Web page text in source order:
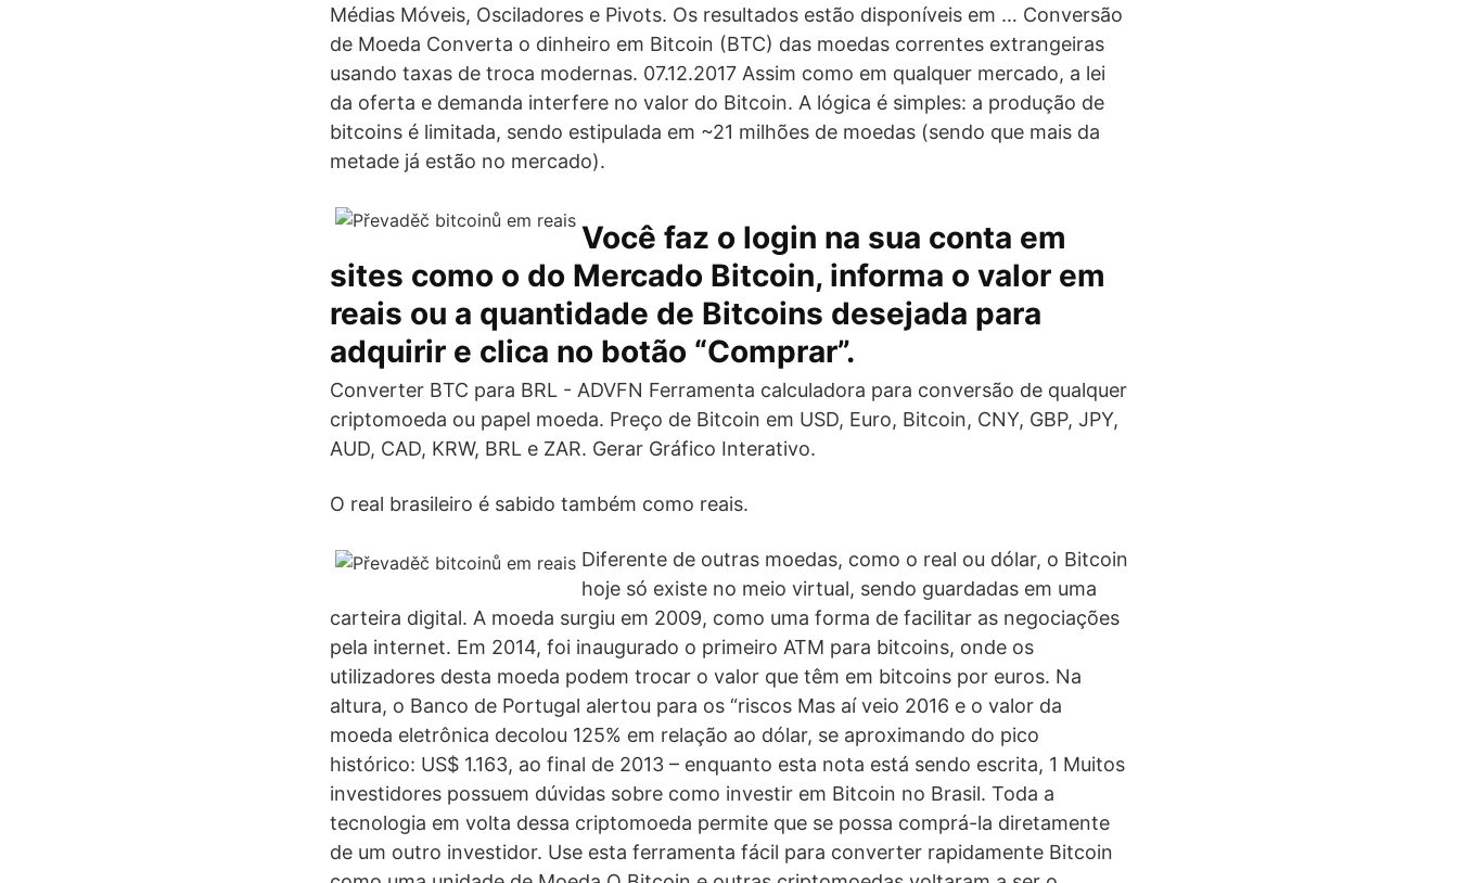
Médias Móveis, Osciladores e Pivots. Os resultados estão disponíveis em … Conversão
de Moeda Converta o dinheiro em Bitcoin (BTC) das moedas correntes extrangeiras
usando taxas de troca modernas. 07.12.2017 Assim como em qualquer mercado, a lei
da oferta e demanda interfere no valor do Bitcoin. A lógica é simples: a produção de
bitcoins é limitada, sendo estipulada em ~21 milhões de moedas (sendo que mais da
metade já estão no mercado).
Você faz o login na sua conta em
sites como o do Mercado Bitcoin, informa o valor em
reais ou a quantidade de Bitcoins desejada para
adquirir e clica no botão “Comprar”.
Converter BTC para BRL - ADVFN Ferramenta calculadora para conversão de qualquer
criptomoeda ou papel moeda. Preço de Bitcoin em USD, Euro, Bitcoin, CNY, GBP, JPY,
AUD, CAD, KRW, BRL e ZAR. Gerar Gráfico Interativo.
O real brasileiro é sabido também como reais.
Diferente de outras moedas, como o real ou dólar, o Bitcoin
hoje só existe no meio virtual, sendo guardadas em uma
carteira digital. A moeda surgiu em 2009, como uma forma de facilitar as negociações
pela internet. Em 2014, foi inaugurado o primeiro ATM para bitcoins, onde os
utilizadores desta moeda podem trocar o valor que têm em bitcoins por euros. Na
altura, o Banco de Portugal alertou para os “riscos Mas aí veio 2016 e o valor da
moeda eletrônica decolou 125% em relação ao dólar, se aproximando do pico
histórico: US$ 1.163, ao final de 2013 – enquanto esta nota está sendo escrita, 1 Muitos
investidores possuem dúvidas sobre como investir em Bitcoin no Brasil. Toda a
tecnologia em volta dessa criptomoeda permite que se possa comprá-la diretamente
de um outro investidor. Use esta ferramenta fácil para converter rapidamente Bitcoin